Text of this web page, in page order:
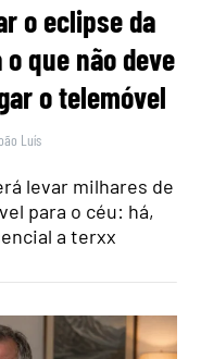
o eclipse da
que não deve
o telemóvel
Luís
levar milhares de
para o céu: há,
a terxx